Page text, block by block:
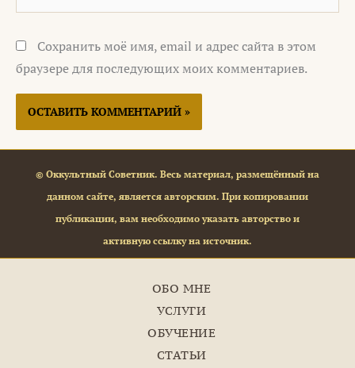
Сохранить моё имя, email и адрес сайта в этом
браузере для последующих моих комментариев.
© Оккультный Советник. Весь материал, размещённый на
данном сайте, является авторским. При копировании
публикации, вам необходимо указать авторство и
активную ссылку на источник.
ОБО МНЕ
УСЛУГИ
ОБУЧЕНИЕ
СТАТЬИ